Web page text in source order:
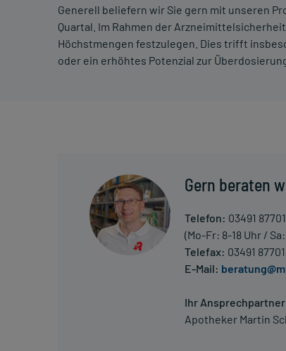
Generell beliefern wir Sie gern mit unseren
Quartal. Im Rahmen der
Höchstmengen festzulegen. Dies trifft
oder ein erhöhtes Potenzial zur
Gern beraten
Telefon: 03491
(Mo-Fr: 8-18 Uhr /
Telefax: 03491
E-Mail:
Ihr
Apotheker Martin